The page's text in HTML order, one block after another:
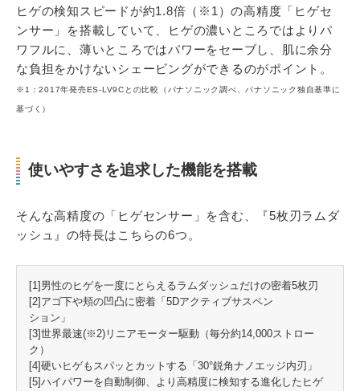
ヒゲの検知スピードが約1.8倍（※1）の高精度「ヒゲセ
ンサー」を搭載していて、ヒゲの濃いところではよりパ
ワフルに、薄いところではパワーをセーブし、肌に余分
な負担をかけないシェービングができるのがポイント。
※1：2017年発売ES-LV9Cとの比較（パナソニック調べ、パナソニック独自基準に
基づく）
使いやすさを追求した機能を搭載
そんな高精度の「ヒゲセンサー」を含む、『5枚刃ラムダ
ッシュ』の特長はこちらの6つ。
[1]男性のヒゲを一度にとらえるラムダッシュだけの密着5枚刃
[2]アゴ下や頬の凹凸に密着「5Dアクティブサスペン
ション」
[3]世界最速(※2)リニアモーター駆動（毎分約14,000ストロー
ク）
[4]硬いヒゲもスパッとカットする「30°鋭角ナノエッジ内刃」
[5]ハイパワーを自動制御、より高精度に検知する進化したヒゲ